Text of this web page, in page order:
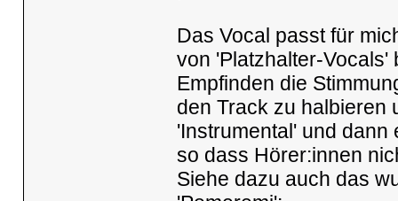
Das Vocal passt für
von 'Platzhalter-Vocals'
Empfinden die
den Track zu halbieren
'Instrumental' und dann
so dass Hörer:innen
Siehe dazu auch das